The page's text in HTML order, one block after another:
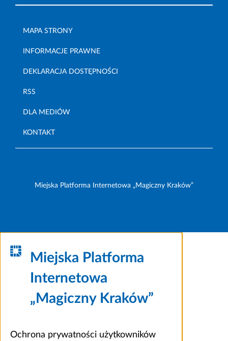
MAPA STRONY
INFORMACJE PRAWNE
DEKLARACJA DOSTĘPNOŚCI
RSS
DLA MEDIÓW
KONTAKT
Miejska Platforma Internetowa „Magiczny Kraków”
Miejska Platforma
Internetowa
„Magiczny Kraków”
Ochrona prywatności użytkowników